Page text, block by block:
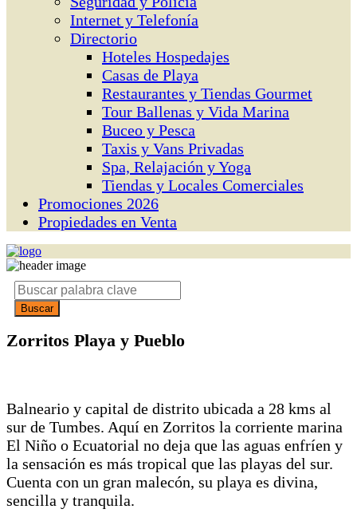
Internet y Telefonía
Directorio
Hoteles Hospedajes
Casas de Playa
Restaurantes y Tiendas Gourmet
Tour Ballenas y Vida Marina
Buceo y Pesca
Taxis y Vans Privadas
Spa, Relajación y Yoga
Tiendas y Locales Comerciales
Promociones 2026
Propiedades en Venta
Zorritos Playa y Pueblo
Balneario y capital de distrito ubicada a 28 kms al
sur de Tumbes. Aquí en Zorritos la corriente marina
El Niño o Ecuatorial no deja que las aguas enfríen y
la sensación es más tropical que las playas del sur.
Cuenta con un gran malecón, su playa es divina,
sencilla y tranquila.